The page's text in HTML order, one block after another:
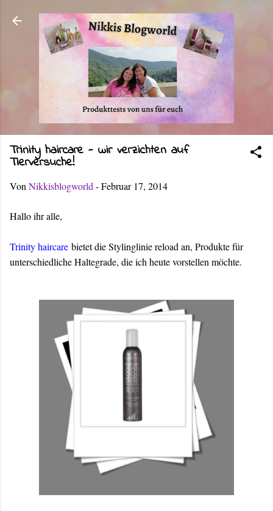
Direkt zum Hauptbereich
Trinity haircare - wir verzichten auf
Tierversuche!
Von Nikkisblogworld -Februar 17, 2014
Hallo ihr alle,
Trinity haircare bietet die Stylinglinie reload an, Produkte für
unterschiedliche Haltegrade, die ich heute vorstellen möchte.